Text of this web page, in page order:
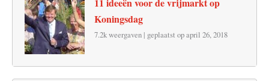
11 ideeën voor de vrijmarkt op
Koningsdag
7.2k weergaven | geplaatst op april 26, 2018